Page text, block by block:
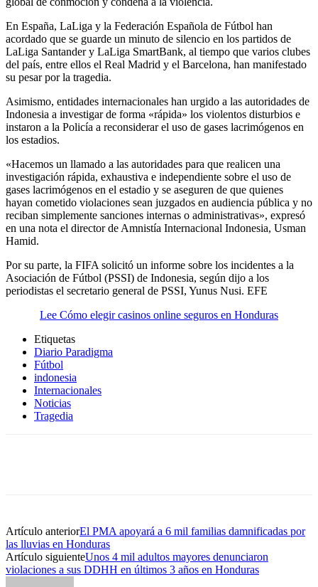
En España, LaLiga y la Federación Española de Fútbol han
acordado que se guarde un minuto de silencio en los partidos de
LaLiga Santander y LaLiga SmartBank, al tiempo que varios clubes
del país, entre ellos el Real Madrid y el Barcelona, han manifestado
su pesar por la tragedia.
Asimismo, entidades internacionales han urgido a las autoridades de
Indonesia a investigar de forma «rápida» los violentos disturbios e
instaron a la Policía a reconsiderar el uso de gases lacrimógenos en
los estadios.
«Hacemos un llamado a las autoridades para que realicen una
investigación rápida, exhaustiva e independiente sobre el uso de
gases lacrimógenos en el estadio y se aseguren de que quienes
hayan cometido violaciones sean juzgados en audiencia pública y no
reciban simplemente sanciones internas o administrativas», expresó
en una nota el director de Amnistía Internacional Indonesia, Usman
Hamid.
Por su parte, la FIFA solicitó un informe sobre los incidentes a la
Asociación de Fútbol (PSSI) de Indonesia, según dijo a los
periodistas el secretario general de PSSI, Yunus Nusi. EFE
Lee Cómo elegir casinos online seguros en Honduras
Etiquetas
Diario Paradigma
Fútbol
indonesia
Internacionales
Noticias
Tragedia
Artículo anteriorEl PMA apoyará a 6 mil familias damnificadas por
las lluvias en Honduras
Artículo siguienteUnos 4 mil adultos mayores denunciaron
violaciones a sus DDHH en últimos 3 años en Honduras